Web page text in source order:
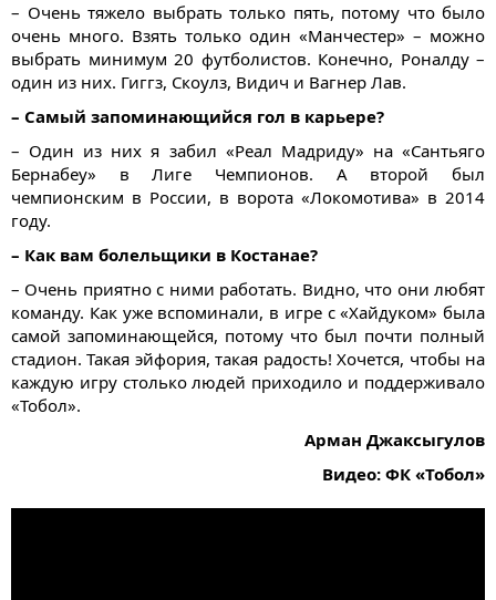
– Очень тяжело выбрать только пять, потому что было
очень много. Взять только один «Манчестер» – можно
выбрать минимум 20 футболистов. Конечно, Роналду –
один из них. Гиггз, Скоулз, Видич и Вагнер Лав.
– Самый запоминающийся гол в карьере?
– Один из них я забил «Реал Мадриду» на «Сантьяго
Бернабеу» в Лиге Чемпионов. А второй был
чемпионским в России, в ворота «Локомотива» в 2014
году.
– Как вам болельщики в Костанае?
– Очень приятно с ними работать. Видно, что они любят
команду. Как уже вспоминали, в игре с «Хайдуком» была
самой запоминающейся, потому что был почти полный
стадион. Такая эйфория, такая радость! Хочется, чтобы на
каждую игру столько людей приходило и поддерживало
«Тобол».
Арман Джаксыгулов
Видео: ФК «Тобол»